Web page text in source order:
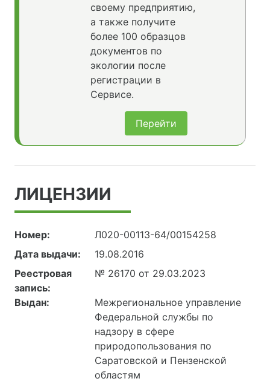
своему предприятию,
а также получите
более 100 образцов
документов по
экологии после
регистрации в
Сервисе.
Перейти
ЛИЦЕНЗИИ
Номер:
Л020-00113-64/00154258
Дата выдачи:
19.08.2016
Реестровая
запись:
№ 26170 от 29.03.2023
Выдан:
Межрегиональное управление
Федеральной службы по
надзору в сфере
природопользования по
Саратовской и Пензенской
областям